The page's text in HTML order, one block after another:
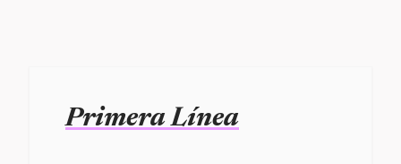
Primera Línea